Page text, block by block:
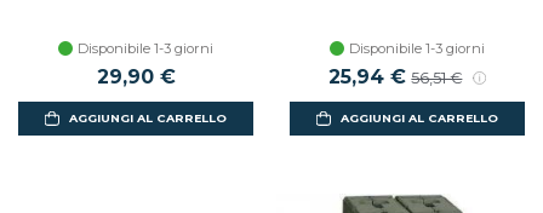
Disponibile 1-3 giorni
29,90 €
AGGIUNGI AL CARRELLO
Disponibile 1-3 giorni
Prezzo scontato
25,94 € Prezzo di
56,51 €
AGGIUNGI AL CARRELLO